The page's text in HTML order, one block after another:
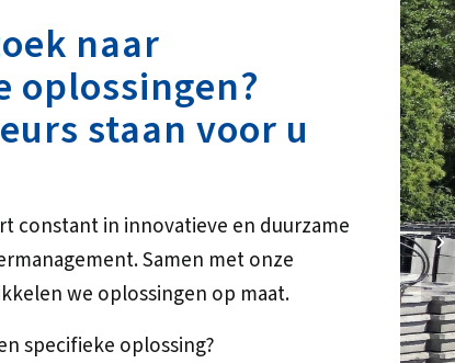
naar
oplossingen?
staan voor u
constant in innovatieve en duurzame
Samen met onze
we oplossingen op maat.
specifieke oplossing?